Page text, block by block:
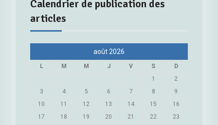
Calendrier de publication des
articles
août 2026
L M M J V S
D
1
2
3
4 5 6 7 8
9
10
11 12 13 14 15
16
17
18 19 20 21 22
23